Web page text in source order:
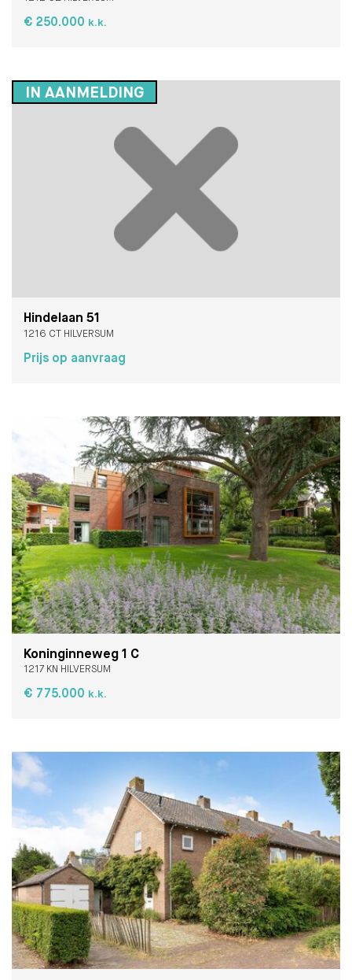
€ 250.000 k.k.
IN AANMELDING
Hindelaan 51
1216 CT HILVERSUM
Prijs op aanvraag
Koninginneweg 1 C
1217 KN HILVERSUM
€ 775.000 k.k.